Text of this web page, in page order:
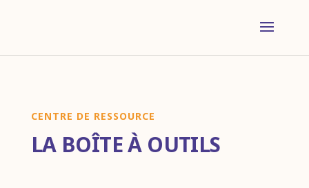
CENTRE DE RESSOURCE
LA BOÎTE À OUTILS